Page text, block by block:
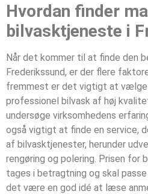
Hvordan finder
bilvasktjeneste i
Når det kommer til at finde den
Frederikssund, er der flere
fremmest er det vigtigt at vælge
professionel bilvask af høj
undersøge virksomhedens
også vigtigt at finde en service,
af bilvasktjenester, herunder
rengøring og polering. Prisen for
tages i betragtning og skal
det være en god idé at læse